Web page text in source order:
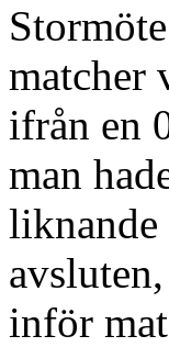
matcher
ifrån en
man
liknande
inför